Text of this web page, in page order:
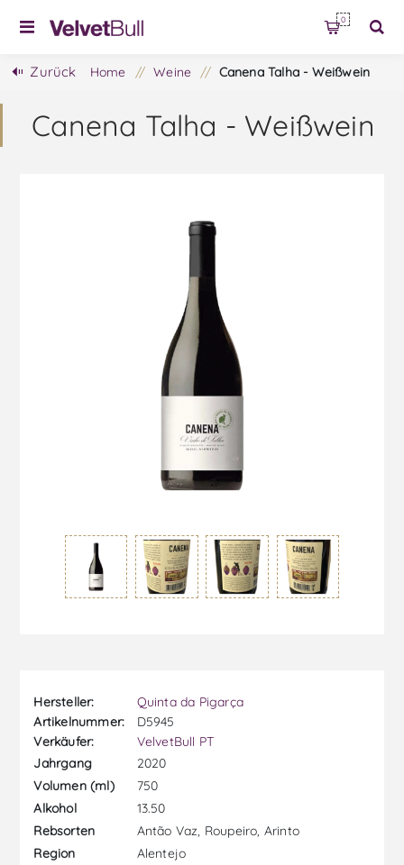
0
Zurück Home / Weine / Canena Talha - Weißwein
Canena Talha - Weißwein
Hersteller:
Quinta da Pigarça
Artikelnummer:
D5945
Verkäufer:
VelvetBull PT
Jahrgang
2020
Volumen (ml)
750
Alkohol
13.50
Rebsorten
Antão Vaz, Roupeiro, Arinto
Region
Alentejo